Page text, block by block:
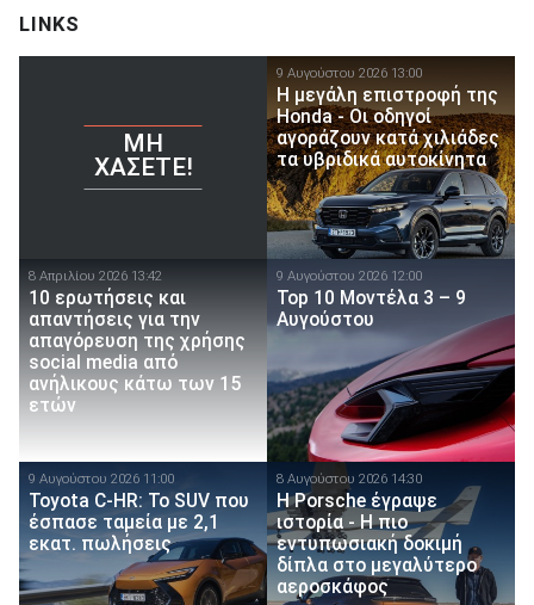
LINKS
ΜΗ
ΧΆΣΕΤΕ!
9 Αυγούστου 2026 13:00
Η μεγάλη επιστροφή της
Honda - Οι οδηγοί
αγοράζουν κατά χιλιάδες
τα υβριδικά αυτοκίνητα
8 Απριλίου 2026 13:42
10 ερωτήσεις και
απαντήσεις για την
απαγόρευση της χρήσης
social media από
ανήλικους κάτω των 15
ετών
9 Αυγούστου 2026 12:00
Top 10 Μοντέλα 3 – 9
Αυγούστου
9 Αυγούστου 2026 11:00
Toyota C-HR: Το SUV που
έσπασε ταμεία με 2,1
εκατ. πωλήσεις
8 Αυγούστου 2026 14:30
H Porsche έγραψε
ιστορία - H πιο
εντυπωσιακή δοκιμή
δίπλα στο μεγαλύτερο
αεροσκάφος